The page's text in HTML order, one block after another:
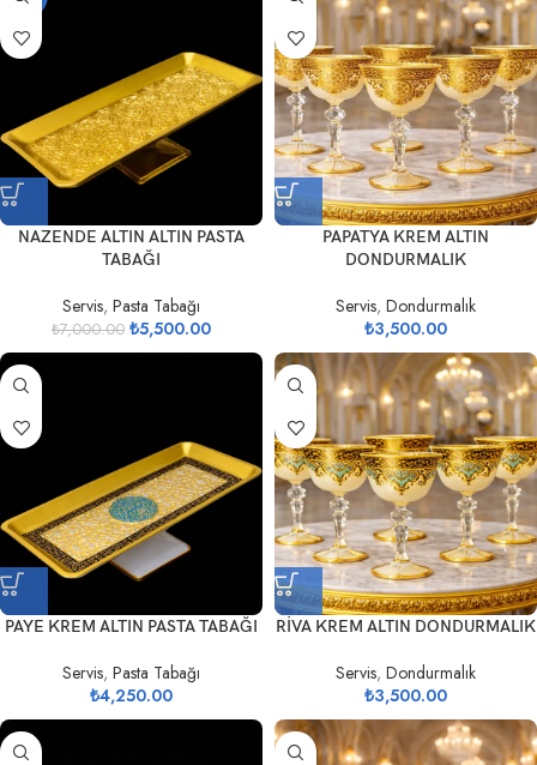
NAZENDE ALTIN ALTIN PASTA
TABAĞI
Servis, Pasta Tabağı
₺7,000.00 ₺5,500.00
PAPATYA KREM ALTIN
DONDURMALIK
Servis, Dondurmalık
₺3,500.00
PAYE KREM ALTIN PASTA TABAĞI
Servis, Pasta Tabağı
₺4,250.00
RİVA KREM ALTIN DONDURMALIK
Servis, Dondurmalık
₺3,500.00